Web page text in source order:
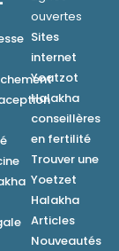
ouvertes
Sites
internet
Yoatzot
Halakha
conseillères
en fertilité
Trouver une
Yoetzet
Halakha
Articles
Nouveautés